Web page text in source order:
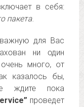
в себя:
пакета.
для Вас
ни один
много, от
казалось бы,
ждите пока
проведет